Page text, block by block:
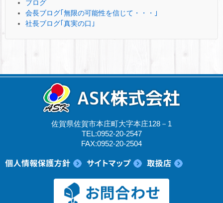
ブログ
会長ブログ｢無限の可能性を信じて・・・｣
社長ブログ｢真実の口｣
佐賀県佐賀市本庄町大字本庄128－1
TEL:0952-20-2547
FAX:0952-20-2504